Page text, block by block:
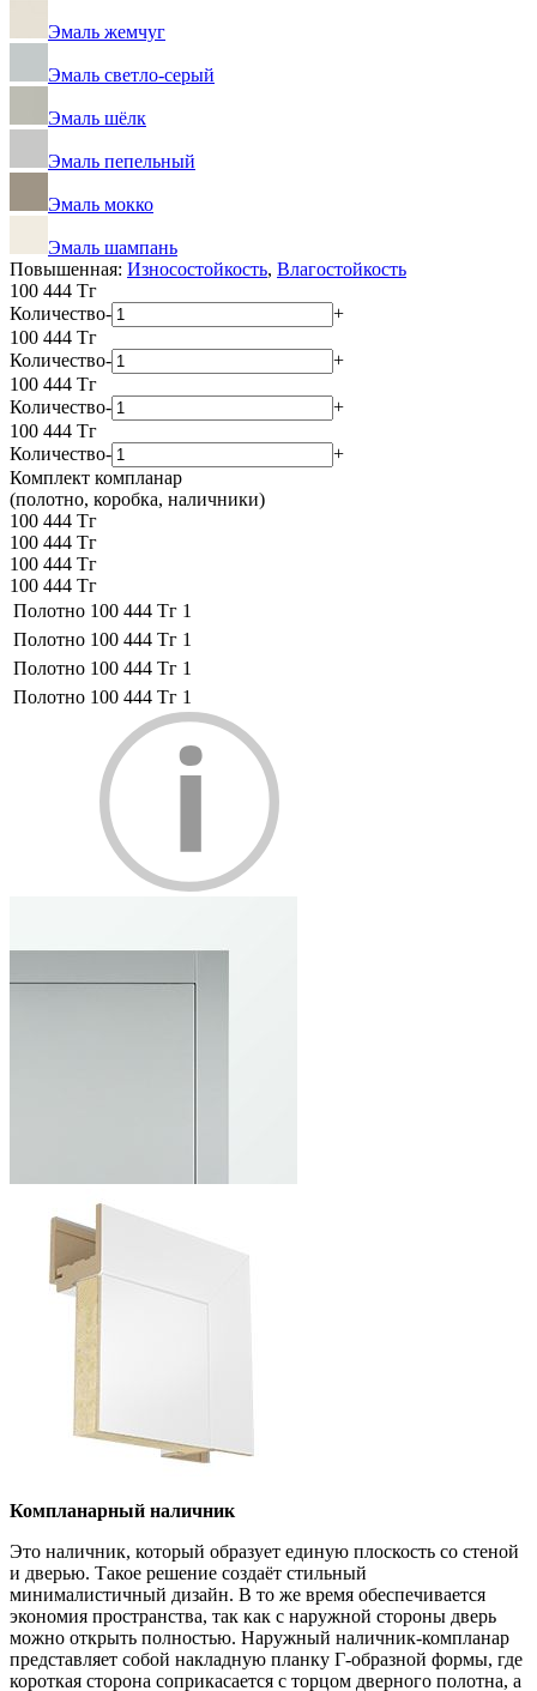
Эмаль жемчуг
Эмаль светло-серый
Эмаль шёлк
Эмаль пепельный
Эмаль мокко
Эмаль шампань
Повышенная: Износостойкость, Влагостойкость
100 444 Тг
Количество-
+
100 444 Тг
Количество-
+
100 444 Тг
Количество-
+
100 444 Тг
Количество-
+
Комплект компланар
(полотно, коробка, наличники)
100 444 Тг
100 444 Тг
100 444 Тг
100 444 Тг
Полотно 100 444 Тг 1
Полотно 100 444 Тг 1
Полотно 100 444 Тг 1
Полотно 100 444 Тг 1
Компланарный наличник
Это наличник, который образует единую плоскость со стеной
и дверью. Такое решение создаёт стильный
минималистичный дизайн. В то же время обеспечивается
экономия пространства, так как с наружной стороны дверь
можно открыть полностью. Наружный наличник-компланар
представляет собой накладную планку Г-образной формы, где
короткая сторона соприкасается с торцом дверного полотна, а